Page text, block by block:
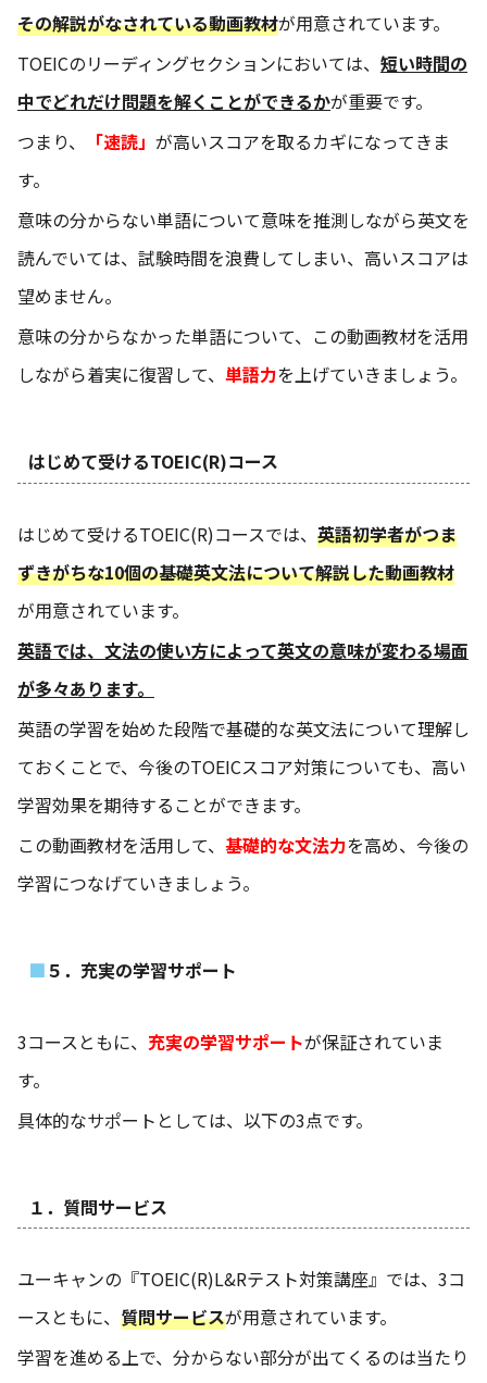
その解説がなされている動画教材が用意されています。
TOEICのリーディングセクションにおいては、 短い時間の
中でどれだけ問題を解くことができるかが重要です。
つまり、
「速読」 が高いスコアを取るカギになってきま
す。
意味の分からない単語について意味を推測しながら英文を
読んでいては、試験時間を浪費してしまい、高いスコアは
望めません。
意味の分からなかった単語について、この動画教材を活用
しながら着実に復習して、 単語力を上げていきましょう。
はじめて受けるTOEIC(R)コース
はじめて受けるTOEIC(R)コースでは、 英語初学者がつま
ずきがちな10個の基礎英文法について解説した動画教材
が用意されています。
英語では、文法の使い方によって英文の意味が変わる場面
が多々あります。
英語の学習を始めた段階で基礎的な英文法について理解し
ておくことで、今後のTOEICスコア対策についても、高い
学習効果を期待することができます。
この動画教材を活用して、 基礎的な文法力を高め、今後の
学習につなげていきましょう。
５．充実の学習サポート
3コースともに、 充実の学習サポートが保証されていま
す。
具体的なサポートとしては、以下の3点です。
１．質問サービス
ユーキャンの『TOEIC(R)L&Rテスト対策講座』では、3コ
ースともに、 質問サービスが用意されています。
学習を進める上で、分からない部分が出てくるのは当たり